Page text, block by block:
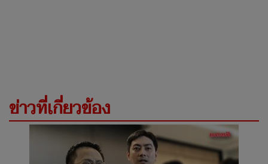
ข่าวที่เกี่ยวข้อง